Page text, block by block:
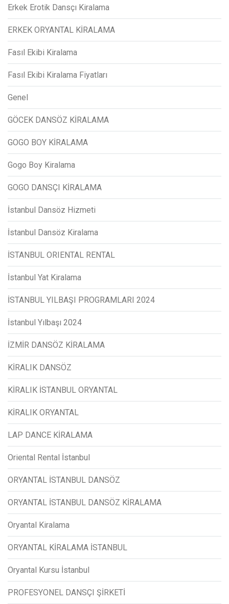
Erkek Erotik Dansçı Kiralama
ERKEK ORYANTAL KİRALAMA
Fasıl Ekibi Kiralama
Fasıl Ekibi Kiralama Fiyatları
Genel
GÖCEK DANSÖZ KİRALAMA
GOGO BOY KİRALAMA
Gogo Boy Kiralama
GOGO DANSÇI KİRALAMA
İstanbul Dansöz Hizmeti
İstanbul Dansöz Kiralama
İSTANBUL ORIENTAL RENTAL
İstanbul Yat Kiralama
İSTANBUL YILBAŞI PROGRAMLARI 2024
İstanbul Yılbaşı 2024
İZMİR DANSÖZ KİRALAMA
KİRALIK DANSÖZ
KİRALIK İSTANBUL ORYANTAL
KİRALIK ORYANTAL
LAP DANCE KİRALAMA
Oriental Rental İstanbul
ORYANTAL İSTANBUL DANSÖZ
ORYANTAL İSTANBUL DANSÖZ KİRALAMA
Oryantal Kiralama
ORYANTAL KİRALAMA İSTANBUL
Oryantal Kursu İstanbul
PROFESYONEL DANSÇI ŞİRKETİ